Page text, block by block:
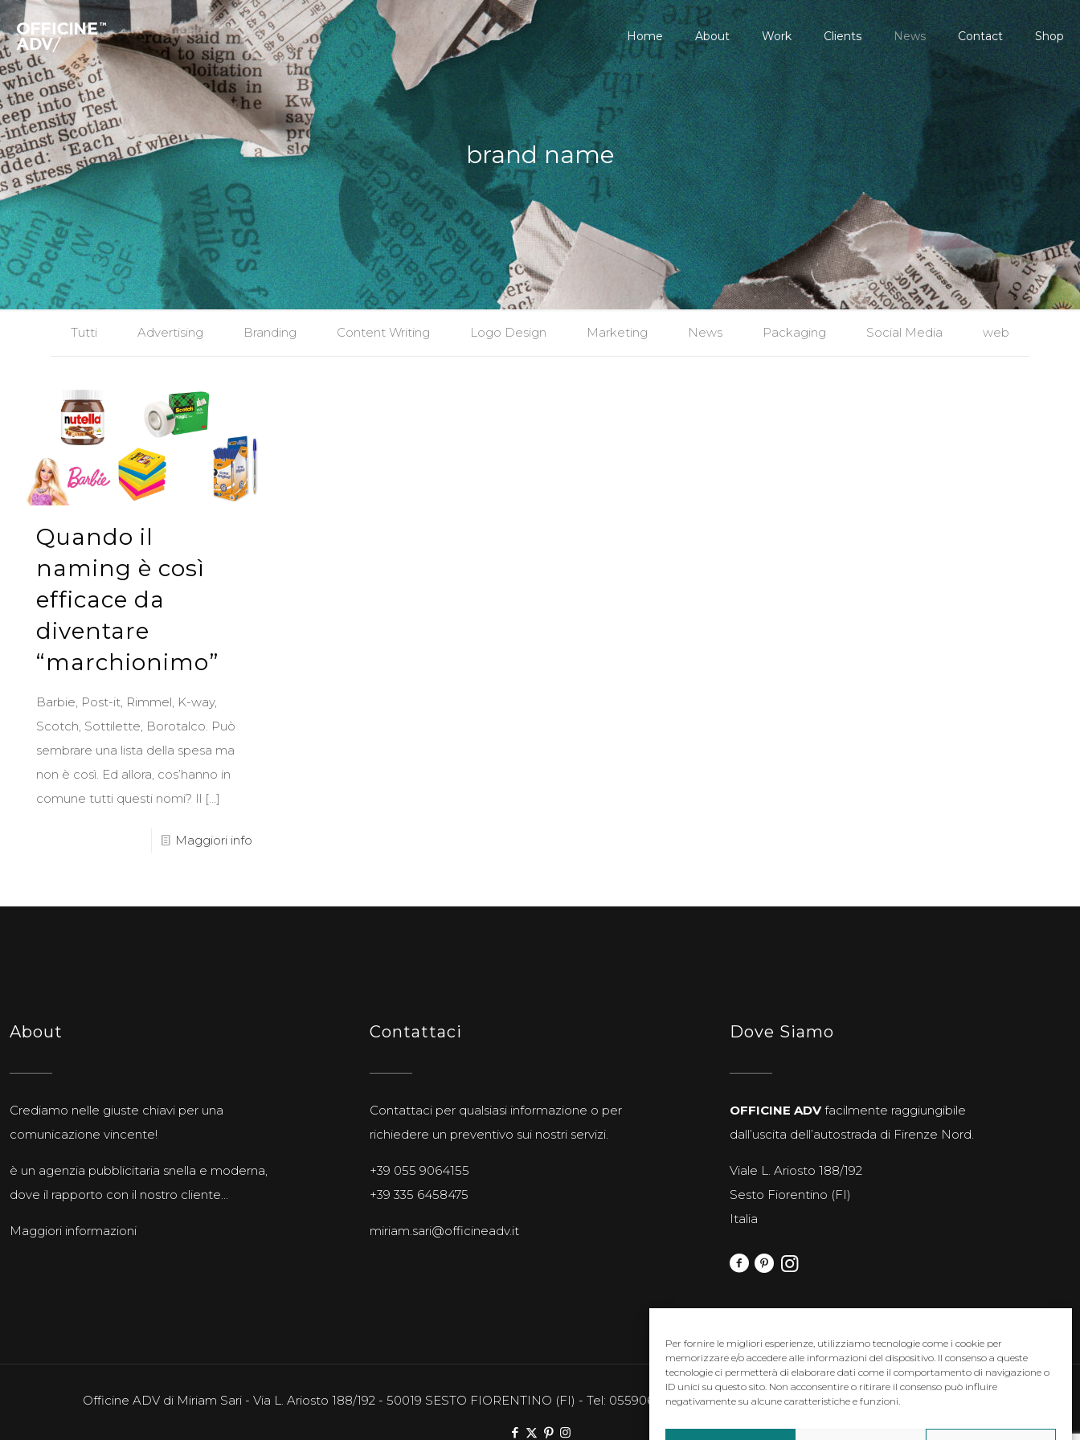
Per fornire le migliori esperienze, utilizziamo tecnologie come i cookie per
memorizzare e/o accedere alle informazioni del dispositivo. Il consenso a queste
tecnologie ci permetterà di elaborare dati come il comportamento di navigazione o
ID unici su questo sito. Non acconsentire o ritirare il consenso può influire
negativamente su alcune caratteristiche e funzioni.
Home About Work Clients News Contact Shop
brand name
Tutti Advertising Branding Content Writing Logo Design Marketing News Packaging Social Media web
Quando il
naming è così
efficace da
diventare
“marchionimo”
Barbie, Post-it, Rimmel, K-way,
Scotch, Sottilette, Borotalco. Può
sembrare una lista della spesa ma
non è così. Ed allora, cos’hanno in
comune tutti questi nomi? Il […]
Maggiori info
About
Crediamo nelle giuste chiavi per una
comunicazione vincente!
è un agenzia pubblicitaria snella e moderna,
dove il rapporto con il nostro cliente...
Maggiori informazioni
Contattaci
Contattaci per qualsiasi informazione o per
richiedere un preventivo sui nostri servizi.
+39 055 9064155
+39 335 6458475
miriam.sari@officineadv.it
Dove Siamo
OFFICINE ADVfacilmente raggiungibile
dall’uscita dell’autostrada di Firenze Nord.
Viale L. Ariosto 188/192
Sesto Fiorentino (FI)
Italia
Officine ADV di Miriam Sari - Via L. Ariosto 188/192 - 50019 SESTO FIORENTINO (FI) - Tel: 0559064155 - email: miriam.sari@officineadv.it - p.iva 03167460249